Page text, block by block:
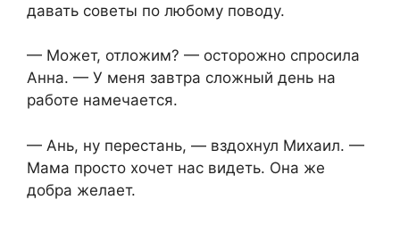
давать советы по любому поводу.
— Может, отложим? — осторожно спросила
Анна. — У меня завтра сложный день на
работе намечается.
— Ань, ну перестань, — вздохнул Михаил. —
Мама просто хочет нас видеть. Она же
добра желает.